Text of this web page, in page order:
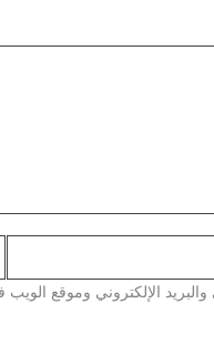
الإلكتروني وموقع الويب